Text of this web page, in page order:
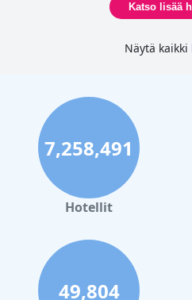
Katso lisää
Näytä kaikki
7,258,491
Hotellit
49,804